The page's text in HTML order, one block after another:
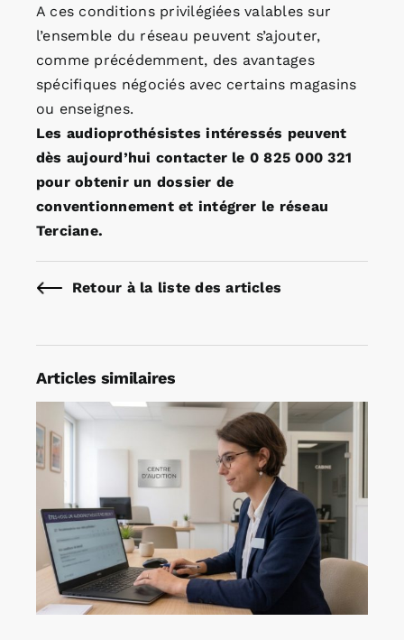
A ces conditions privilégiées valables sur
l’ensemble du réseau peuvent s’ajouter,
comme précédemment, des avantages
spécifiques négociés avec certains magasins
ou enseignes.
Les audioprothésistes intéressés peuvent
dès aujourd’hui contacter le 0 825 000 321
pour obtenir un dossier de
conventionnement et intégrer le réseau
Terciane.
Retour à la liste des articles
Articles similaires